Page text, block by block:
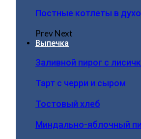
Постные котлеты в
PrevNext
Выпечка
Заливной пирог с
Тарт с черри и сыром
Тостовый хлеб
Миндально-яблочный